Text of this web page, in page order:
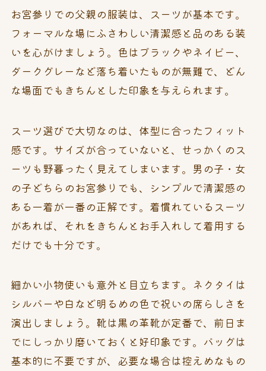
お宮参りでの父親の服装は、スーツが基本です。
フォーマルな場にふさわしい清潔感と品のある装
いを心がけましょう。色はブラックやネイビー、
ダークグレーなど落ち着いたものが無難で、どん
な場面でもきちんとした印象を与えられます。
スーツ選びで大切なのは、体型に合ったフィット
感です。サイズが合っていないと、せっかくのス
ーツも野暮ったく見えてしまいます。男の子・女
の子どちらのお宮参りでも、シンプルで清潔感の
ある一着が一番の正解です。着慣れているスーツ
があれば、それをきちんとお手入れして着用する
だけでも十分です。
細かい小物使いも意外と目立ちます。ネクタイは
シルバーや白など明るめの色で祝いの席らしさを
演出しましょう。靴は黒の革靴が定番で、前日ま
でにしっかり磨いておくと好印象です。バッグは
基本的に不要ですが、必要な場合は控えめなもの